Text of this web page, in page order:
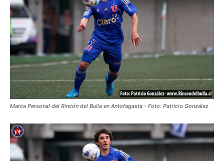
Marca Personal del Rincón del Bulla en Antofagasta - Foto: Patricio González